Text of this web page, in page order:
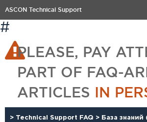
ASCON Technical Support
#
PLEASE, PAY
PART OF FAQ-
ARTICLES IN
> Technical Support FAQ > База знаний